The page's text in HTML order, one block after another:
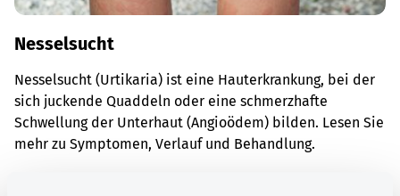
Nesselsucht
Nesselsucht (Urtikaria) ist eine Hauterkrankung, bei der
sich juckende Quaddeln oder eine schmerzhafte
Schwellung der Unterhaut (Angioödem) bilden. Lesen Sie
mehr zu Symptomen, Verlauf und Behandlung.